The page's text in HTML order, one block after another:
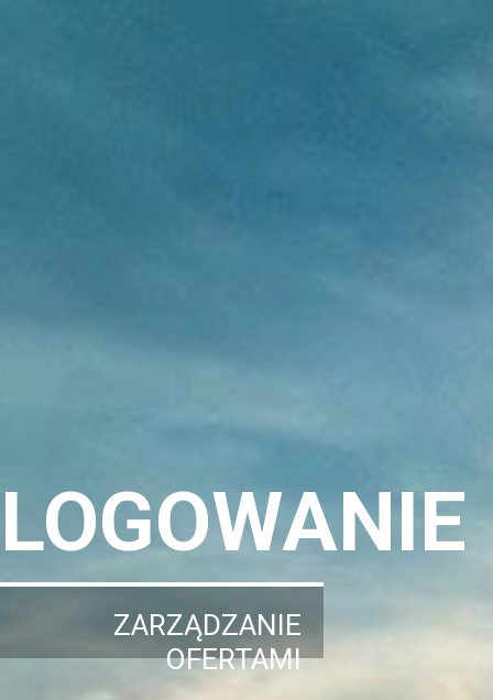
LOGOWANIE
ZARZĄDZANIE
OFERTAMI